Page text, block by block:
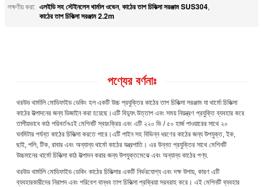
লক্ষণীয় করা: এলইডি সহ স্টেইনলেস থার্মাল ওভেন, কাঠের তাপ চিকিত্সা সরঞ্জাম SUS304,
কাঠের তাপ চিকিত্সা সরঞ্জাম 2.2m
পণ্যের বর্ণনাঃ
থরউড থার্মালি মোডিফাইড ডেকিং হল একটি উচ্চ প্রযুক্তির কাঠের তাপ চিকিত্সা সরঞ্জাম যা থার্মো চিকিত্সা
কাঠের উত্পাদনের জন্য ডিজাইন করা হয়েছে।এটি বিদ্যুৎ উত্তাপ এবং সময় নিয়ন্ত্রণ প্রযুক্তি ব্যবহার করে
তাপীয়ভাবে কাঠ পরিবর্তনএই মেশিনটি স্বয়ংক্রিয় এবং এটি ২২০ ভি / ৫০ হার্জ পাওয়ারের সাথে ২০
ঘনমিটার পর্যন্ত কাঠের চিকিত্সা করতে পারে।এটি পাইন সহ বিভিন্ন ধরণের কাঠের জন্য উপযুক্ত, ইক,
ছাই, পলি, টিক, রাবার এবং অন্যান্য থার্মো কাঠের যন্ত্রপাতি। এর উন্নত প্রযুক্তির সাথে মেশিনটি
উচ্চমানের থার্মো চিকিত্সা কাঠ উত্পাদন করার জন্য উপযুক্তমেঝে এবং অন্যান্য কাঠের পণ্য.
থরউড থার্মালি মোডিফাইড ডেকিং কাঠের চিকিত্সার একটি নির্ভরযোগ্য এবং দক্ষ উপায়, কারণ এটি
ব্যবহারকারীদের নিরাপদ এবং পরিবেশ বান্ধব তাপ চিকিত্সা প্রক্রিয়া সরবরাহ করে। এই মেশিনটি ব্যবহার